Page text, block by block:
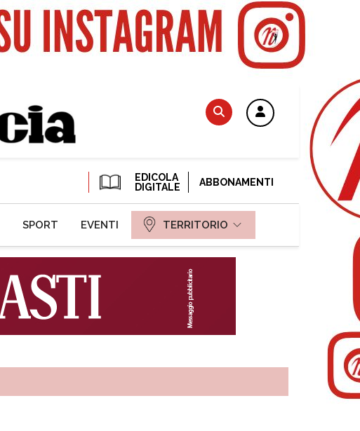
EDICOLA
DIGITALE
ABBONAMENTI
SPORT EVENTI TERRITORIO